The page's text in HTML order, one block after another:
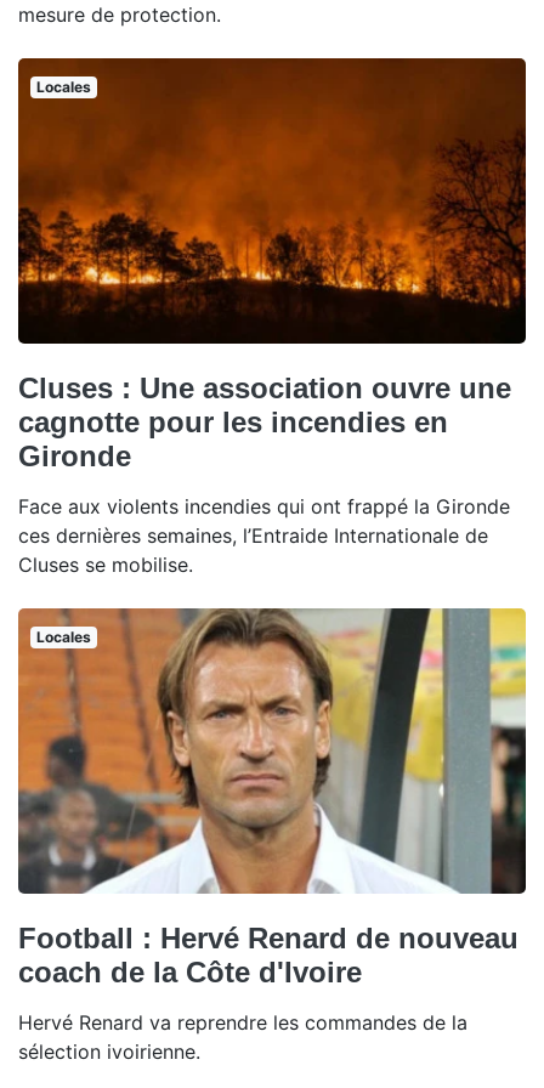
mesure de protection.
Locales
Cluses : Une association ouvre une
cagnotte pour les incendies en
Gironde
Face aux violents incendies qui ont frappé la Gironde
ces dernières semaines, l’Entraide Internationale de
Cluses se mobilise.
Locales
Football : Hervé Renard de nouveau
coach de la Côte d'Ivoire
Hervé Renard va reprendre les commandes de la
sélection ivoirienne.